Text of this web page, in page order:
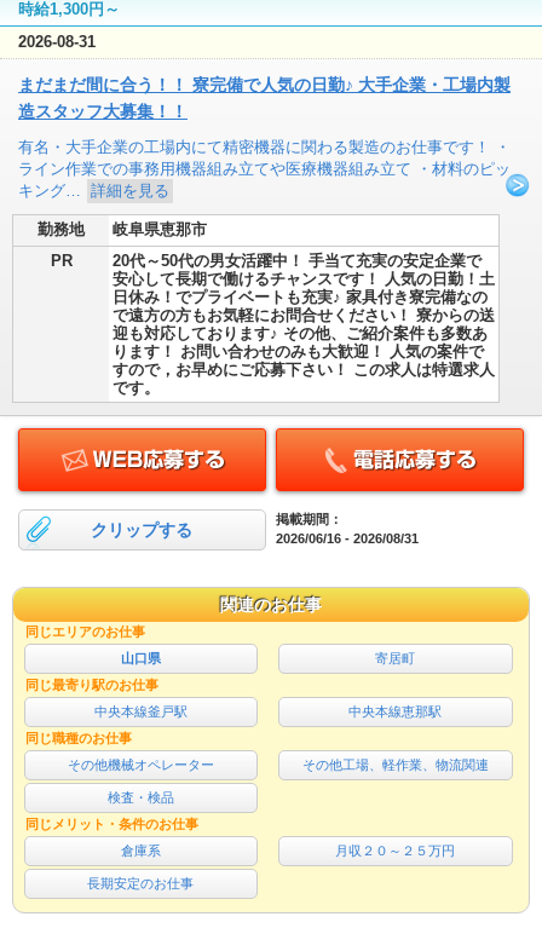
時給1,300円～
2026-08-31
まだまだ間に合う！！ 寮完備で人気の日勤♪ 大手企業・工場内製
造スタッフ大募集！！
有名・大手企業の工場内にて精密機器に関わる製造のお仕事です！ ・
ライン作業での事務用機器組み立てや医療機器組み立て ・材料のピッ
キング…
詳細を見る
勤務地
岐阜県恵那市
PR
20代～50代の男女活躍中！ 手当て充実の安定企業で
安心して長期で働けるチャンスです！ 人気の日勤！土
日休み！でプライベートも充実♪ 家具付き寮完備なの
で遠方の方もお気軽にお問合せください！ 寮からの送
迎も対応しております♪ その他、ご紹介案件も多数あ
ります！ お問い合わせのみも大歓迎！ 人気の案件で
すので，お早めにご応募下さい！ この求人は特選求人
です。
クリップする
掲載期間：
2026/06/16 - 2026/08/31
関連のお仕事
同じエリアのお仕事
山口県
寄居町
同じ最寄り駅のお仕事
中央本線釜戸駅
中央本線恵那駅
同じ職種のお仕事
その他機械オペレーター
その他工場、軽作業、物流関連
検査・検品
同じメリット・条件のお仕事
倉庫系
月収２０～２５万円
長期安定のお仕事